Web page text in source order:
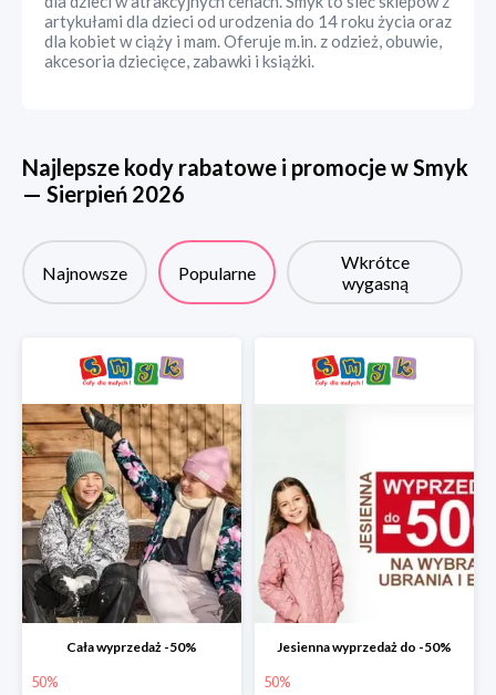
artykułami dla dzieci od urodzenia do 14 roku życia oraz
dla kobiet w ciąży i mam. Oferuje m.in. z odzież, obuwie,
akcesoria dziecięce, zabawki i książki.
Najlepsze kody rabatowe i promocje wSmyk
— Sierpień 2026
Najnowsze Popularne
Wkrótce
wygasną
Cała wyprzedaż -50%
50%
Jesienna wyprzedaż do -50%
50%